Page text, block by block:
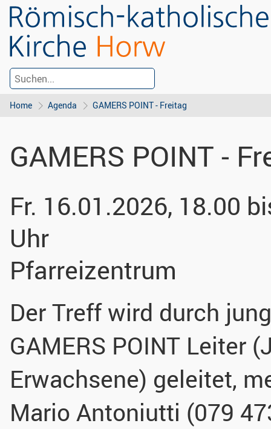
Home Agenda GAMERS POINT - Freitag
GAMERS POINT -
Fr. 16.01.2026, 18.00
Uhr
Pfarreizentrum
Der Treff wird durch
GAMERS POINT Leiter
Erwachsene) geleitet,
Mario Antoniutti (079